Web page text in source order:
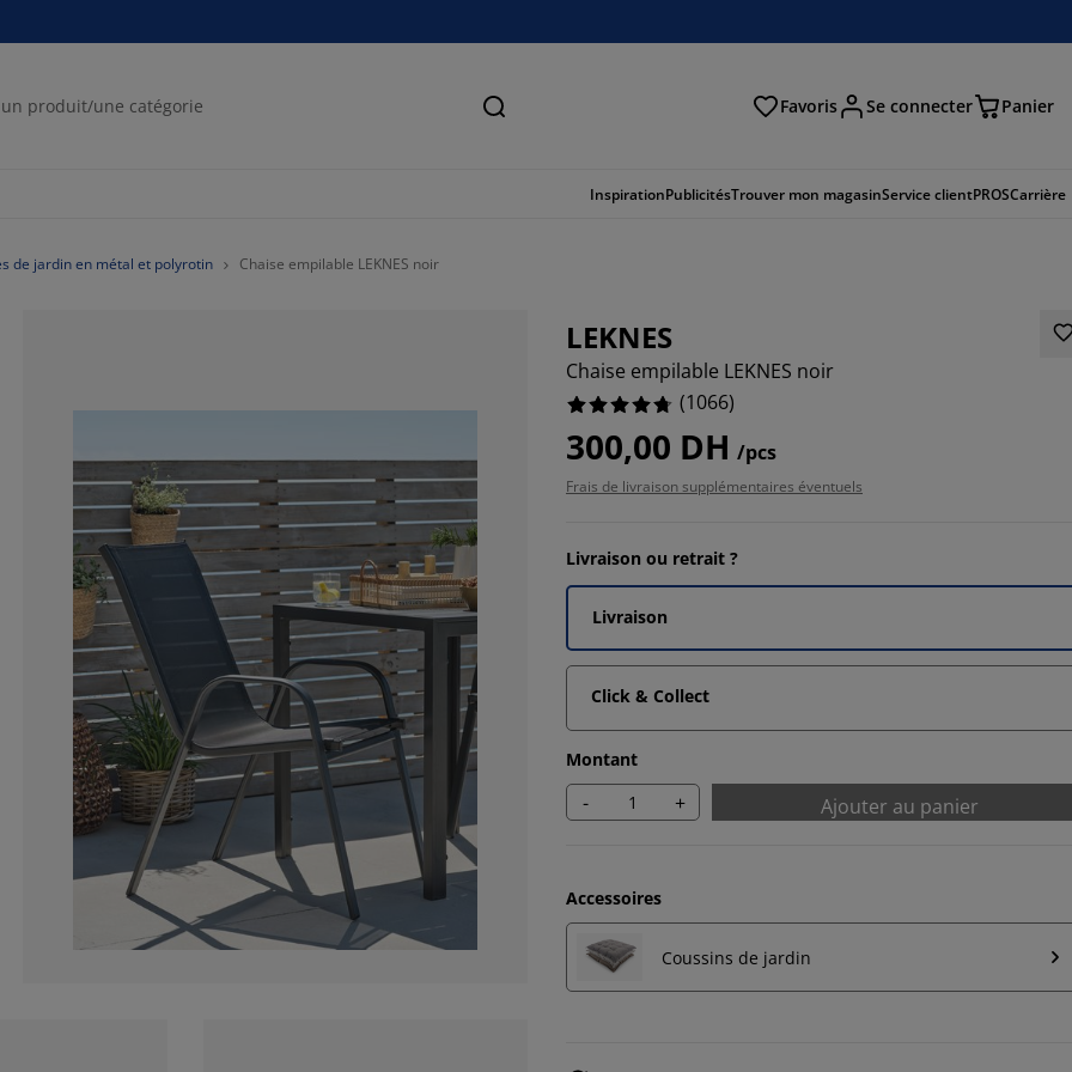
Chercher Favoris Se connecter Panier
InspirationPublicitésTrouver mon magasinService clientPROSCarrière
de jardin en métal et polyrotin Chaise empilable LEKNES noir
LEKNES
Chaise empilable LEKNES noir
(1066)
300,00 DH /pcs
Frais de livraison supplémentaires éventuels
Livraison ou retrait ?
Livraison
Click & Collect
Montant
- + Ajouter au panier
Accessoires
Coussins de jardin
82.73921200750469%
11.913696060037523%
2.0637898686679175%
1.125703564727955%
2.1575984990619137%